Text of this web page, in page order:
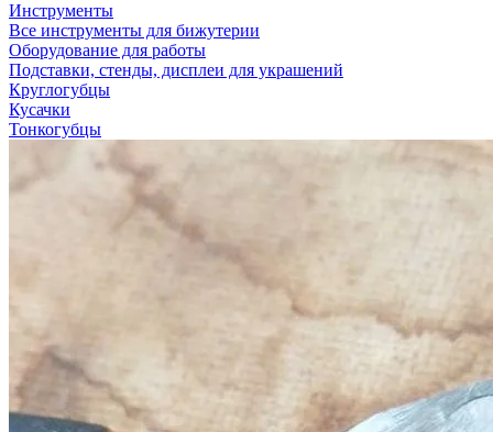
Инструменты
Все инструменты для бижутерии
Оборудование для работы
Подставки, стенды, дисплеи для украшений
Круглогубцы
Кусачки
Тонкогубцы